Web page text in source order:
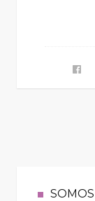
SOMOS